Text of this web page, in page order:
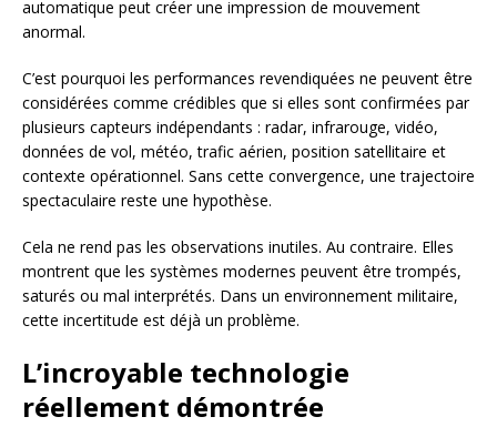
automatique peut créer une impression de mouvement
anormal.
C’est pourquoi les performances revendiquées ne peuvent être
considérées comme crédibles que si elles sont confirmées par
plusieurs capteurs indépendants : radar, infrarouge, vidéo,
données de vol, météo, trafic aérien, position satellitaire et
contexte opérationnel. Sans cette convergence, une trajectoire
spectaculaire reste une hypothèse.
Cela ne rend pas les observations inutiles. Au contraire. Elles
montrent que les systèmes modernes peuvent être trompés,
saturés ou mal interprétés. Dans un environnement militaire,
cette incertitude est déjà un problème.
L’incroyable technologie
réellement démontrée